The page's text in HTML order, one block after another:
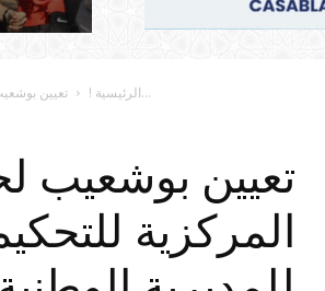
الرئيسية !تعيين بوشعيب لحرش رئيسا للجنة المركزية للتحكيم ورضوان جيد مديرا للمديرية الوطنية...
تعيين بوشعيب
المركزية